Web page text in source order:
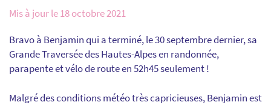
Mis à jour le 18 octobre 2021
Bravo à Benjamin qui a terminé, le 30 septembre dernier, sa
Grande Traversée des Hautes-Alpes en randonnée,
parapente et vélo de route en 52h45 seulement !
Malgré des conditions météo très capricieuses, Benjamin est